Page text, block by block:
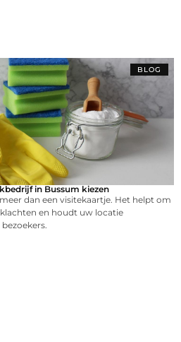
BLOG
in Bussum kiezen
dan een visitekaartje. Het helpt om
en houdt uw locatie